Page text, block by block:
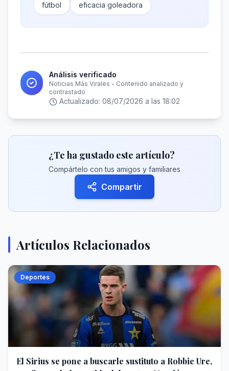
fútbol eficacia goleadora
Análisis verificado
Noticias Más Virales - Contenido analizado y
contrastado
Actualizado: 08/07/2026 a las 18:02
¿Te ha gustado este artículo?
Compártelo con tus amigos y familiares
Compartir
Artículos Relacionados
Deportes
El Sirius se pone a buscarle sustituto a Robbie Ure,